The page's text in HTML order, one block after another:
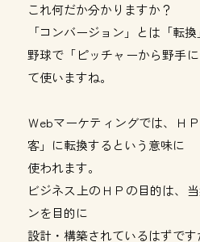
これ何だか分かりますか？
「コンバージョン」とは「転
野球で「ピッチャーから野手
て使いますね。
Ｗebマーケティングでは、Ｈ
客」に転換するという意味に
使われます。
ビジネス上のＨＰの目的は、
ンを目的に
設計・構築されているはずです